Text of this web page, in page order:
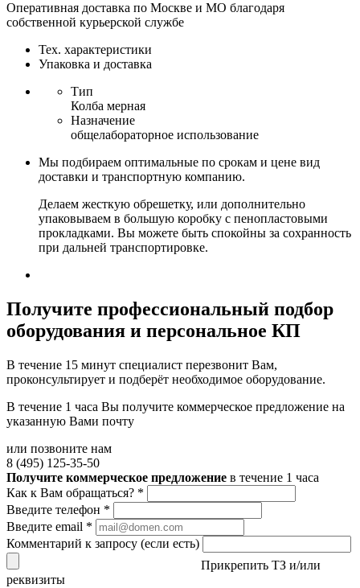
Оперативная доставка по Москве и МО благодаря
собственной курьерской службе
Тех. характеристики
Упаковка и доставка
Тип
Колба мерная
Назначение
общелабораторное использование
Мы подбираем оптимальные по срокам и цене вид
доставки и транспортную компанию.
Делаем жесткую обрешетку, или дополнительно
упаковываем в большую коробку с пенопластовыми
прокладками. Вы можете быть спокойны за сохранность
при дальней транспортировке.
Получите профессиональный подбор
оборудования и персональное КП
В течение 15 минут специалист перезвонит Вам,
проконсультирует и подберёт необходимое оборудование.
В течение 1 часа Вы получите коммерческое предложение на
указанную Вами почту
или позвоните нам
8 (495) 125-35-50
Получите коммерческое предложение в течение 1 часа
Как к Вам обращаться? *
Введите телефон *
Введите email *
Комментарий к запросу (если есть)
Прикрепить ТЗ и/или
реквизиты